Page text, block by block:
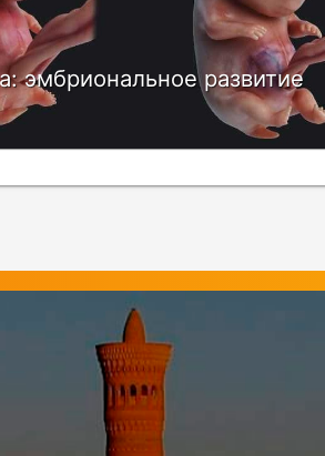
эмбриональное развитие